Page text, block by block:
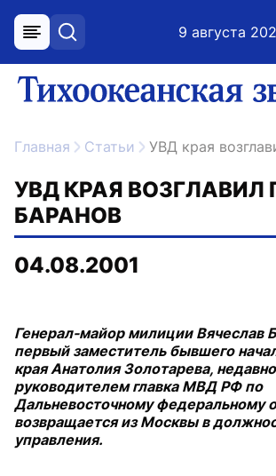
меню поиск 9 августа
ссылка на
Главная Статьи УВД края
УВД КРАЯ ВОЗГЛАВИЛ
БАРАНОВ
04.08.2001
Генерал-майор милиции Вячеслав
первый заместитель бывшего
края Анатолия Золотарева,
руководителем главка МВД РФ по
Дальневосточному федеральному
возвращается из Москвы в
управления.